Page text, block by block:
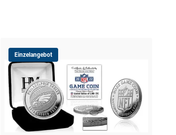
Einzelangebot